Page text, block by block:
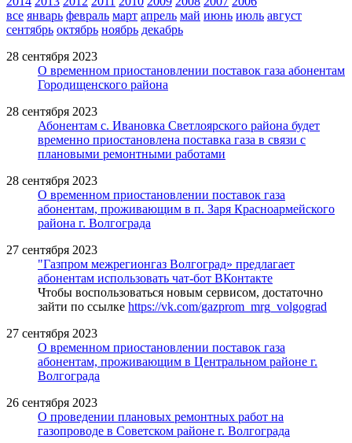
все январь февраль март апрель май июнь июль август
сентябрь октябрь ноябрь декабрь
28 сентября 2023
О временном приостановлении поставок газа абонентам
Городищенского района
28 сентября 2023
Абонентам с. Ивановка Светлоярского района будет
временно приостановлена поставка газа в связи с
плановыми ремонтными работами
28 сентября 2023
О временном приостановлении поставок газа
абонентам, проживающим в п. Заря Красноармейского
района г. Волгограда
27 сентября 2023
"Газпром межрегионгаз Волгоград» предлагает
абонентам использовать чат-бот ВКонтакте
Чтобы воспользоваться новым сервисом, достаточно
зайти по ссылке https://vk.com/gazprom_mrg_volgograd
27 сентября 2023
О временном приостановлении поставок газа
абонентам, проживающим в Центральном районе г.
Волгограда
26 сентября 2023
О проведении плановых ремонтных работ на
газопроводе в Советском районе г. Волгограда